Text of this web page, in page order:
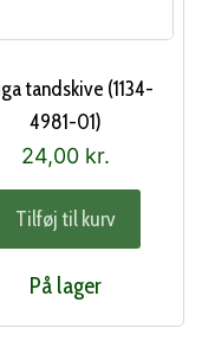
tandskive (1134-
4981-01)
24,00 kr.
Tilføj til kurv
På lager